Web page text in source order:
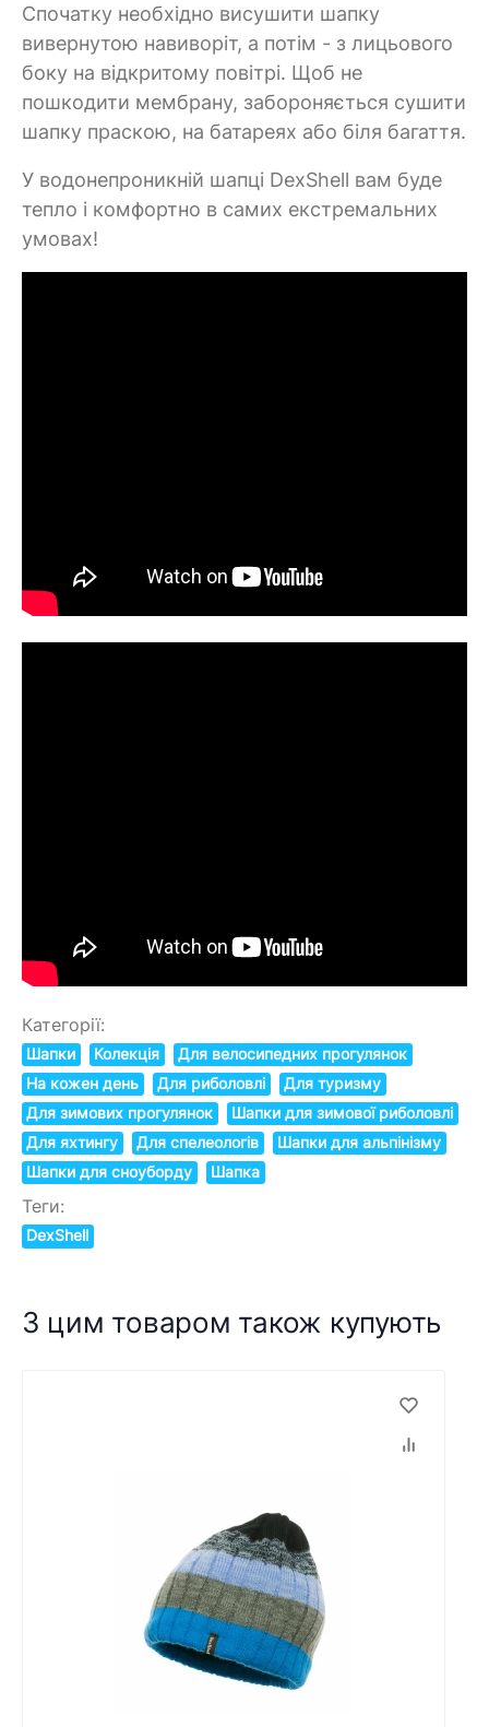
Спочатку необхідно висушити шапку
вивернутою навиворіт, а потім - з лицьового
боку на відкритому повітрі. Щоб не
пошкодити мембрану, забороняється сушити
шапку праскою, на батареях або біля багаття.
У водонепроникній шапці DexShell вам буде
тепло і комфортно в самих екстремальних
умовах!
Категорії:
Шапки Колекція
Для велосипедних прогулянок
На кожен день
Для риболовлі
Для туризму
Для зимових прогулянок
Шапки для зимової риболовлі
Для яхтингу
Для спелеологів
Шапки для альпінізму
Шапки для сноуборду
Шапка
Теги:
DexShell
З цим товаром також купують